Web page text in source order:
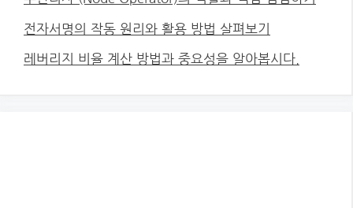
전자서명의 작동 원리와 활용 방법 살펴보기
레버리지 비율 계산 방법과 중요성을 알아봅시다.